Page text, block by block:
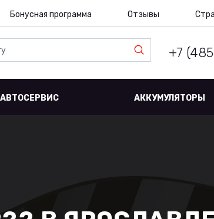
Бонусная программа Отзывы
+7
АВТОСЕРВИС АККУМУЛЯТОРЫ